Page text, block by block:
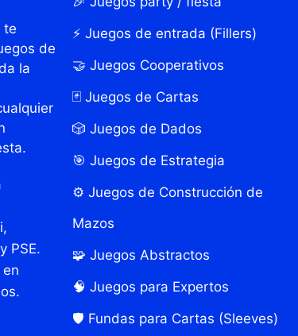
te
de
la
PSE.
⚡ Juegos de entrada (Fillers)
🤝 Juegos Cooperativos
🃏 Juegos de Cartas
🎲 Juegos de Dados
🎯 Juegos de Estrategia
⚙️ Juegos de Construcción de
Mazos
🧩 Juegos Abstractos
🧠 Juegos para Expertos
🛡️ Fundas para Cartas (Sleeves)